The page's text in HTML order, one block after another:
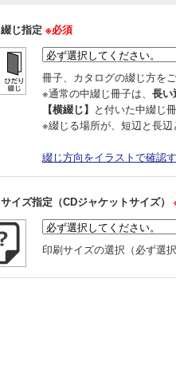
綴じ指定 ※必須
冊子、カタログの綴じ方を
※通常の中綴じ冊子は、 長い
【横綴じ】
と付いた中綴じ
※綴じる場所が、短辺と長
綴じ方向をイラストで確認
サイズ指定（CDジャケットサイズ）
印刷サイズの選択（必ず選